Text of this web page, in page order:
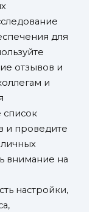
для
отзывов и
и
список
и проведите
внимание на
настройки,